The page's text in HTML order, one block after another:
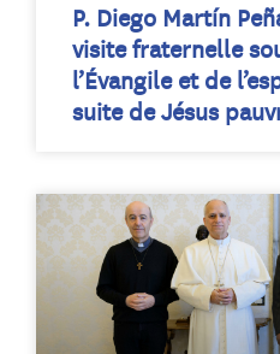
P. Diego Martín
visite fraternelle
l’Évangile et de
suite de Jésus